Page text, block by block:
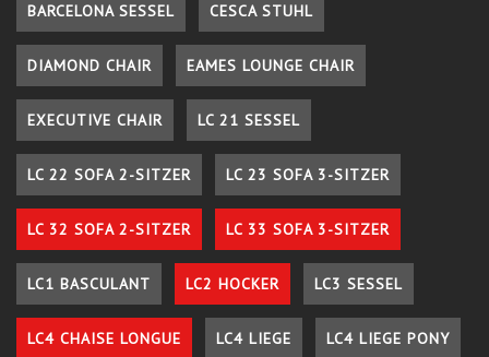
BARCELONA SESSEL CESCA STUHL
DIAMOND CHAIR EAMES LOUNGE CHAIR
EXECUTIVE CHAIR LC 21 SESSEL
LC 22 SOFA 2-SITZER LC 23 SOFA 3-SITZER
LC 32 SOFA 2-SITZER LC 33 SOFA 3-SITZER
LC1 BASCULANT LC2 HOCKER LC3 SESSEL
LC4 CHAISE LONGUE LC4 LIEGE LC4 LIEGE PONY